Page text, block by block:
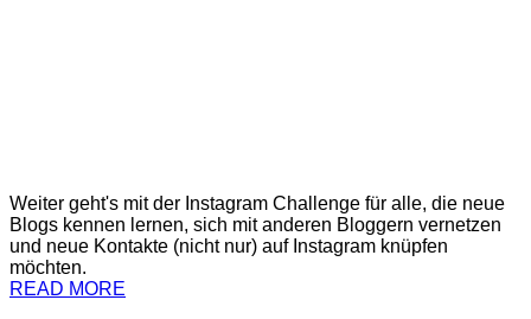
Weiter geht's mit der Instagram Challenge für alle, die neue
Blogs kennen lernen, sich mit anderen Bloggern vernetzen
und neue Kontakte (nicht nur) auf Instagram knüpfen
möchten.
READ MORE